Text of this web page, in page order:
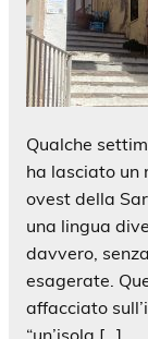
Qualche
ha lasciato un
ovest della
una lingua
davvero,
esagerate.
affacciato